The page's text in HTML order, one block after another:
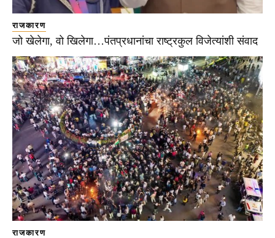
राजकारण
जो खेलेगा, वो खिलेगा…पंतप्रधानांचा राष्ट्रकुल विजेत्यांशी संवाद
राजकारण